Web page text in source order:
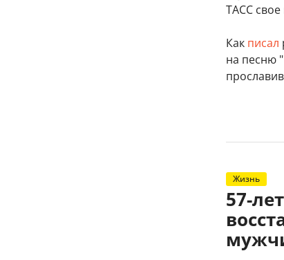
ТАСС
Как писал
на песню
Жизнь
57-